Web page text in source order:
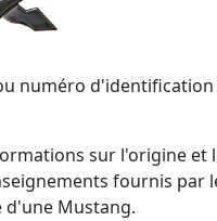
numéro
sur l'origine et
fournis par
Mustang.